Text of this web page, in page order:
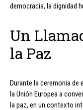
democracia, la dignidad
Un
la Paz
Durante la ceremonia de
la Unión Europea a
la paz, en un contexto